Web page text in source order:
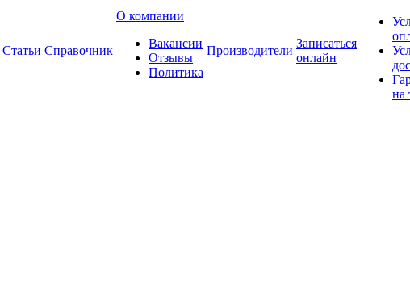
Статьи Справочник
О компании
Вакансии
Отзывы
Политика
Производители
Записаться
онлайн
на